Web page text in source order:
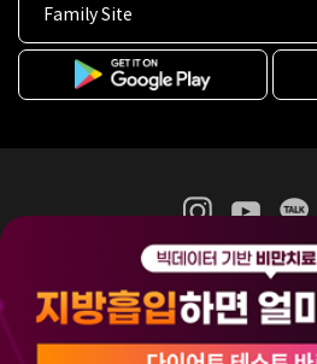
Family Site
365mc 병·의원 이용약관
홈
비급여진료수가
(주)365mcㅣ서울특별시 서초구 서초대로52
120-87-04354ㅣ김